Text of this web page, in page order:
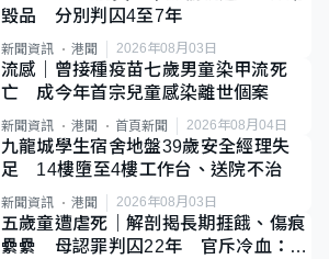
毀品 分別判囚4至7年
新聞資訊 港聞 2026年08月03日
流感｜曾接種疫苗七歲男童染甲流死
亡 成今年首宗兒童感染離世個案
新聞資訊 港聞 首頁新聞 2026年08月04日
九龍城學生宿舍地盤39歲安全經理失
足 14樓墮至4樓工作台、送院不治
新聞資訊 港聞 2026年08月03日
五歲童遭虐死｜解剖揭長期捱餓、傷痕
纍纍 母認罪判囚22年 官斥冷血：同